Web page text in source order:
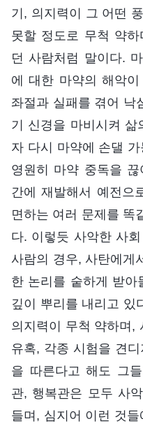
기, 의지력이 그 어떤
못할 정도로 무척 약
던 사람처럼 말이다.
에 대한 마약의 해악
좌절과 실패를 겪어 낙
기 신경을 마비시켜 삶
자 다시 마약에 손댈
영원히 마약 중독을
간에 재발해서 예전으
면하는 여러 문제를 똑
다. 이렇듯 사악한 사
사람의 경우, 사탄에게
한 논리를 숱하게 받아
깊이 뿌리를 내리고 있
의지력이 무척 약하며,
유혹, 각종 시험을 견
을 따른다고 해도 그
관, 행복관은 모두 사
들며, 심지어 이런 것